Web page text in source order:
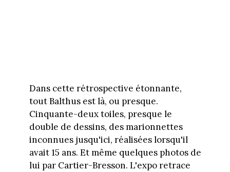
Dans cette rétrospective étonnante,
tout Balthus est là, ou presque.
Cinquante-deux toiles, presque le
double de dessins, des marionnettes
inconnues jusqu'ici, réalisées lorsqu'il
avait 15 ans. Et même quelques photos de
lui par Cartier-Bresson. L'expo retrace